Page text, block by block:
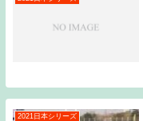
2021日本シリーズ